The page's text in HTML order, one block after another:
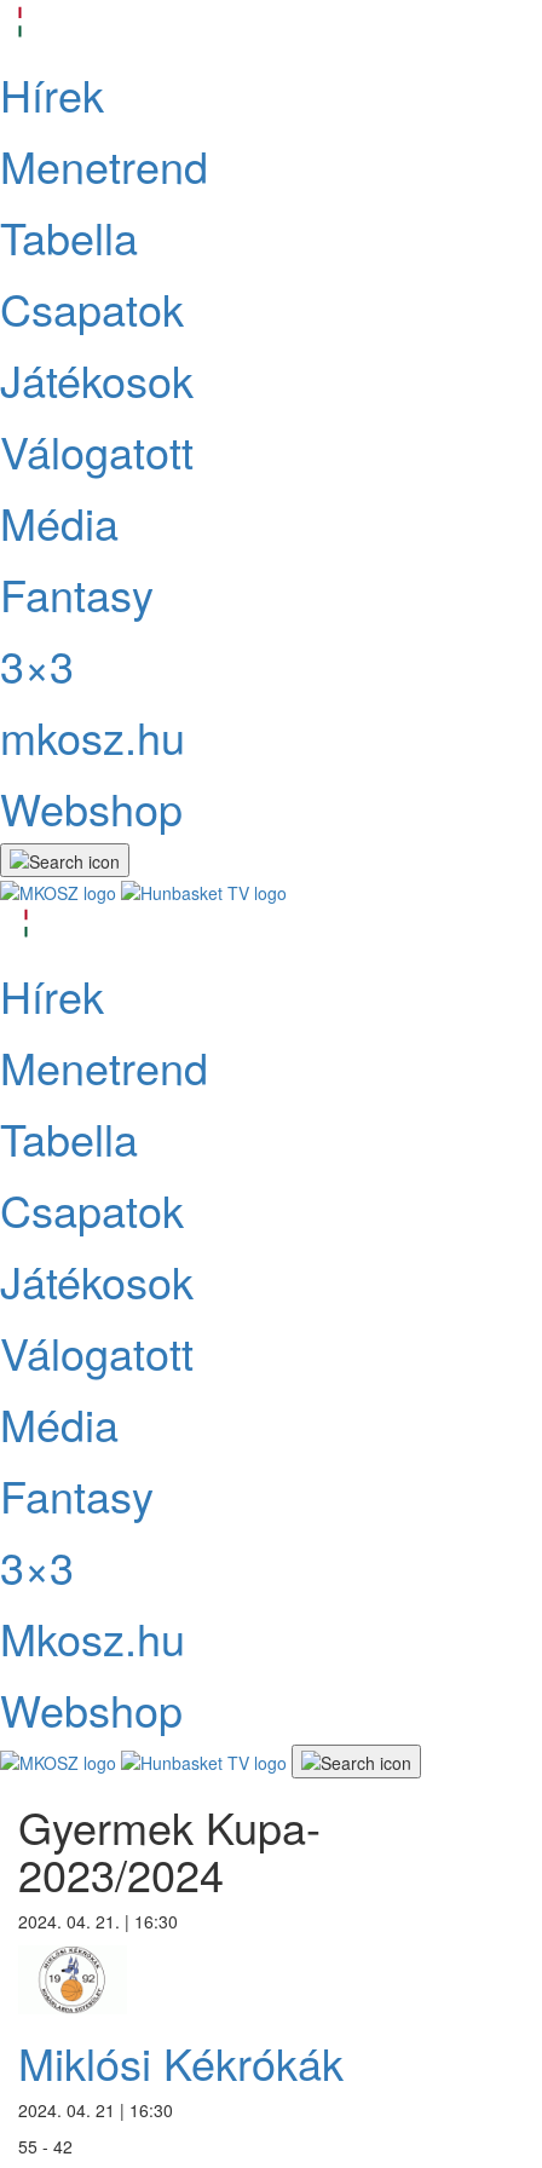
Hírek
Menetrend
Tabella
Csapatok
Játékosok
Válogatott
Média
Fantasy
3×3
mkosz.hu
Webshop
Hírek
Menetrend
Tabella
Csapatok
Játékosok
Válogatott
Média
Fantasy
3×3
Mkosz.hu
Webshop
Gyermek Kupa-
2023/2024
2024. 04. 21. | 16:30
Miklósi Kékrókák
2024. 04. 21 | 16:30
55 - 42